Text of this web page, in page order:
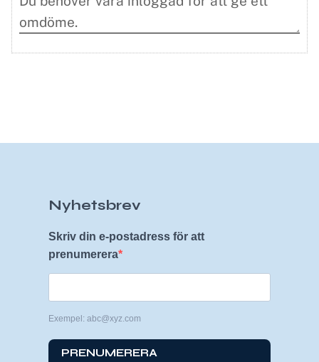
Nyhetsbrev
Skriv din e-postadress för att
prenumerera
Exempel: abc@xyz.com
PRENUMERERA